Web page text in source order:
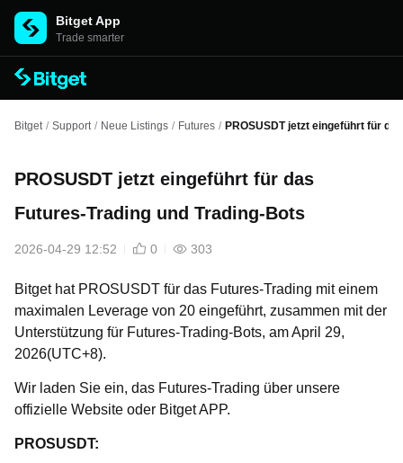
Bitget App
Trade smarter
Bitget / Support / Neue Listings / Futures / PROSUSDT jetzt eingeführt für
PROSUSDT jetzt eingeführt für das
Futures-Trading und Trading-Bots
2026-04-29 12:52 0 303
Bitget hat PROSUSDT für das Futures-Trading mit einem
maximalen Leverage von 20 eingeführt, zusammen mit der
Unterstützung für Futures-Trading-Bots, am April 29,
2026(UTC+8).
Wir laden Sie ein, das Futures-Trading über unsere
offizielle Website oder Bitget APP.
PROSUSDT: